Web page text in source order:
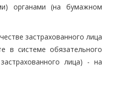
органами (на бумажном
застрахованного лица
в системе обязательного
лица) - на